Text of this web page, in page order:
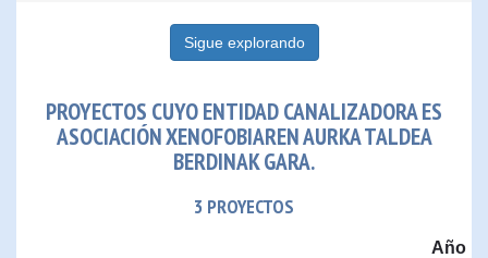
Sigue explorando
PROYECTOS CUYO ENTIDAD CANALIZADORA ES
ASOCIACIÓN XENOFOBIAREN AURKA TALDEA
BERDINAK GARA.
3 PROYECTOS
Año